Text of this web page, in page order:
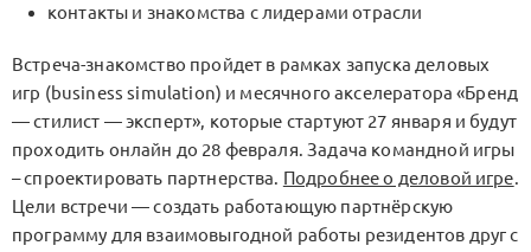
контакты и знакомства с лидерами отрасли
Встреча-знакомство пройдет в рамках запуска деловых
игр (business simulation) и месячного акселератора «Бренд
— стилист — эксперт», которые стартуют 27 января и будут
проходить онлайн до 28 февраля. Задача командной игры
– спроектировать партнерства. Подробнее о деловой игре.
Цели встречи — создать работающую партнёрскую
программу для взаимовыгодной работы резидентов друг с